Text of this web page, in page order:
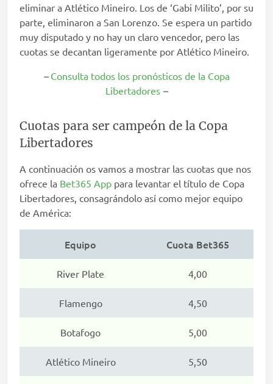
eliminar a Atlético Mineiro. Los de ‘Gabi Milito’, por su
parte, eliminaron a San Lorenzo. Se espera un partido
muy disputado y no hay un claro vencedor, pero las
cuotas se decantan ligeramente por Atlético Mineiro.
– Consulta todos los pronósticos de la Copa
Libertadores –
Cuotas para ser campeón de la Copa
Libertadores
A continuación os vamos a mostrar las cuotas que nos
ofrece la Bet365 App para levantar el título de Copa
Libertadores, consagrándolo así como mejor equipo
de América:
Equipo Cuota Bet365
River Plate 4,00
Flamengo 4,50
Botafogo 5,00
Atlético Mineiro 5,50